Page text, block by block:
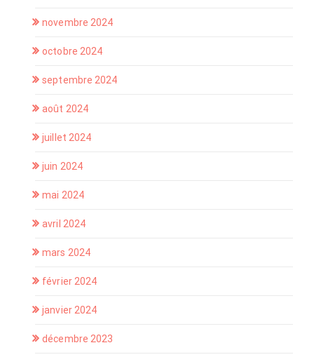
novembre 2024
octobre 2024
septembre 2024
août 2024
juillet 2024
juin 2024
mai 2024
avril 2024
mars 2024
février 2024
janvier 2024
décembre 2023